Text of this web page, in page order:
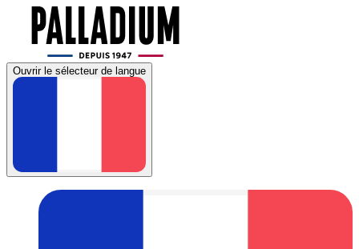
Ouvrir le sélecteur de langue